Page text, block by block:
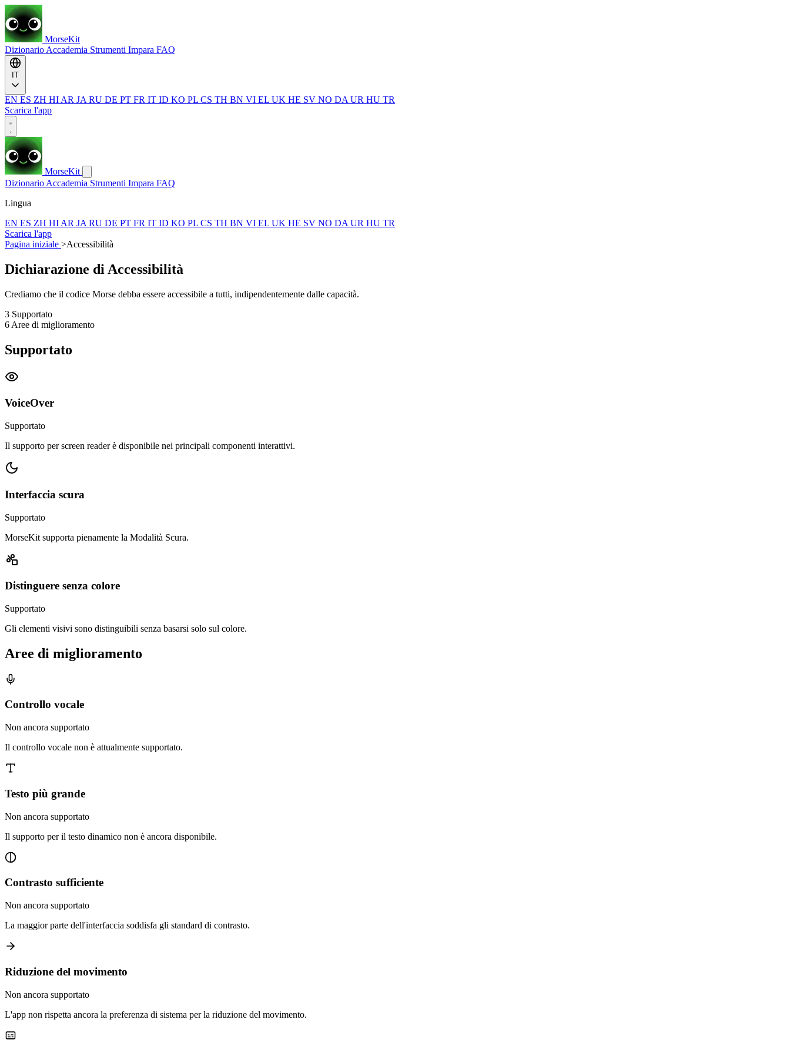
MorseKit
Dizionario Accademia Strumenti Impara FAQ
EN ES ZH HI AR JA RU DE PT FR IT ID KO PL CS TH BN VI EL UK HE SV NO DA UR HU TR
Scarica l'app
MorseKit
Dizionario Accademia Strumenti Impara FAQ
Lingua
EN ES ZH HI AR JA RU DE PT FR IT ID KO PL CS TH BN VI EL UK HE SV NO DA UR HU TR
Scarica l'app
Pagina iniziale >Accessibilità
Dichiarazione di Accessibilità
Crediamo che il codice Morse debba essere accessibile a tutti, indipendentemente dalle capacità.
3 Supportato
6 Aree di miglioramento
Supportato
VoiceOver
Supportato
Il supporto per screen reader è disponibile nei principali componenti interattivi.
Interfaccia scura
Supportato
MorseKit supporta pienamente la Modalità Scura.
Distinguere senza colore
Supportato
Gli elementi visivi sono distinguibili senza basarsi solo sul colore.
Aree di miglioramento
Controllo vocale
Non ancora supportato
Il controllo vocale non è attualmente supportato.
Testo più grande
Non ancora supportato
Il supporto per il testo dinamico non è ancora disponibile.
Contrasto sufficiente
Non ancora supportato
La maggior parte dell'interfaccia soddisfa gli standard di contrasto.
Riduzione del movimento
Non ancora supportato
L'app non rispetta ancora la preferenza di sistema per la riduzione del movimento.